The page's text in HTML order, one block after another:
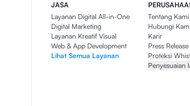
JASA
Layanan Digital All-in-One
Digital Marketing
Layanan Kreatif Visual
Web & App Development
Lihat Semua Layanan
Tentang Kami
Hubungi Kami
Karir
Press Release
Proteksi
Penyesuaian